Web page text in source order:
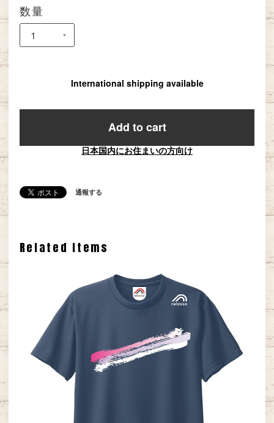
数量
International shipping available
Add to cart
日本国内にお住まいの方向け
通報する
Related Items